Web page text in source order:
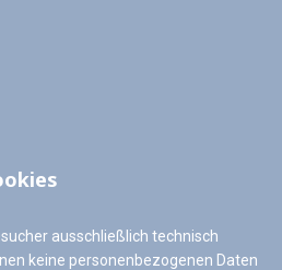
ausschließlich technisch
keine personenbezogenen Daten